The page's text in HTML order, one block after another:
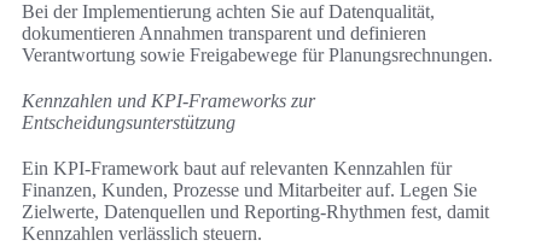
Bei der Implementierung achten Sie auf Datenqualität,
dokumentieren Annahmen transparent und definieren
Verantwortung sowie Freigabewege für Planungsrechnungen.
Kennzahlen und KPI-Frameworks zur
Entscheidungsunterstützung
Ein KPI-Framework baut auf relevanten Kennzahlen für
Finanzen, Kunden, Prozesse und Mitarbeiter auf. Legen Sie
Zielwerte, Datenquellen und Reporting-Rhythmen fest, damit
Kennzahlen verlässlich steuern.